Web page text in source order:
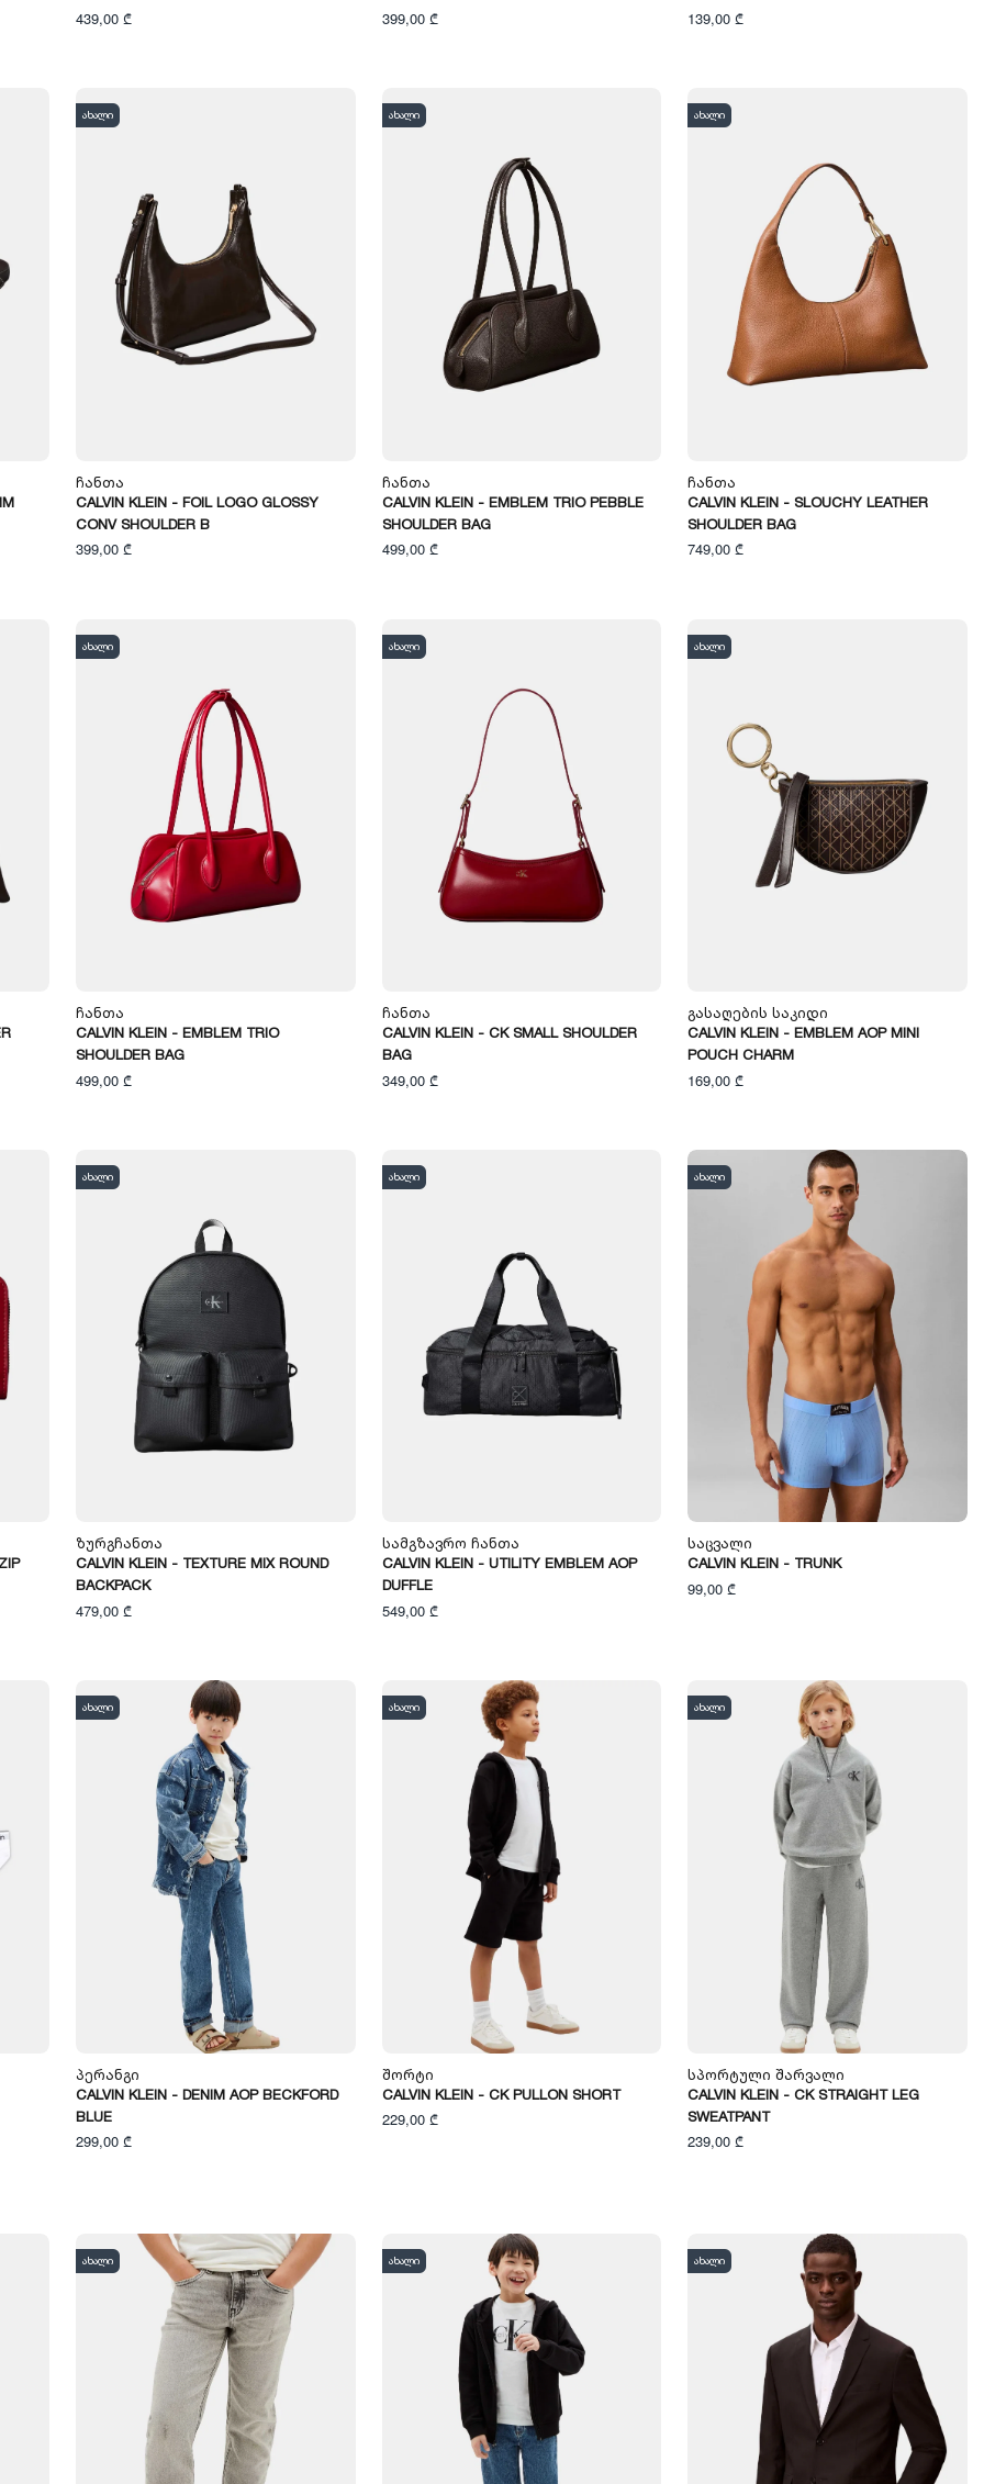
439,00 ₾ 399,00 ₾ 139,00 ₾
ახალი
Ჩანთა
CALVIN KLEIN - FOIL LOGO GLOSSY
CONV SHOULDER B
399,00 ₾
ახალი
Ჩანთა
CALVIN KLEIN - EMBLEM TRIO PEBBLE
SHOULDER BAG
499,00 ₾
ახალი
Ჩანთა
CALVIN KLEIN - SLOUCHY LEATHER
SHOULDER BAG
749,00 ₾
ახალი
Ჩანთა
CALVIN KLEIN - EMBLEM TRIO
SHOULDER BAG
499,00 ₾
ახალი
Ჩანთა
CALVIN KLEIN - CK SMALL SHOULDER
BAG
349,00 ₾
ახალი
Გასაღების Საკიდი
CALVIN KLEIN - EMBLEM AOP MINI
POUCH CHARM
169,00 ₾
ახალი
Ზურგჩანთა
CALVIN KLEIN - TEXTURE MIX ROUND
BACKPACK
479,00 ₾
ახალი
Სამგზავრო Ჩანთა
CALVIN KLEIN - UTILITY EMBLEM AOP
DUFFLE
549,00 ₾
ახალი
Საცვალი
CALVIN KLEIN - TRUNK
99,00 ₾
ახალი
Პერანგი
CALVIN KLEIN - DENIM AOP BECKFORD
BLUE
299,00 ₾
ახალი
Შორტი
CALVIN KLEIN - CK PULLON SHORT
229,00 ₾
ახალი
Სპორტული Შარვალი
CALVIN KLEIN - CK STRAIGHT LEG
SWEATPANT
239,00 ₾
ახალი ახალი ახალი